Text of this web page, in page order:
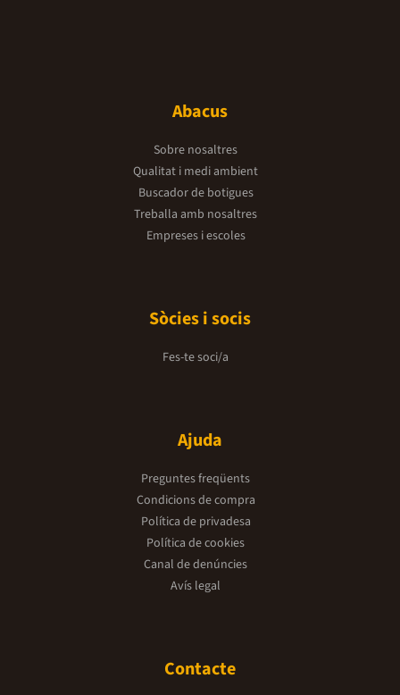
Abacus
Sobre nosaltres
Qualitat i medi ambient
Buscador de botigues
Treballa amb nosaltres
Empreses i escoles
Sòcies i socis
Fes-te soci/a
Ajuda
Preguntes freqüents
Condicions de compra
Política de privadesa
Política de cookies
Canal de denúncies
Avís legal
Contacte